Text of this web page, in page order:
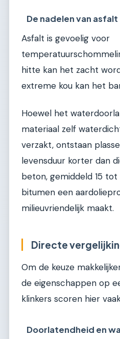
De nadelen van asfalt
Asfalt is gevoelig voor
hitte kan het zacht
extreme kou kan het
Hoewel het
materiaal zelf
verzakt, ontstaan
levensduur korter dan
beton, gemiddeld 15 tot
bitumen een
milieuvriendelijk maakt.
Directe
Om de keuze
de eigenschappen op
klinkers scoren hier
Doorlatendheid en